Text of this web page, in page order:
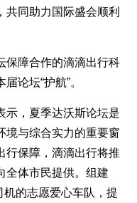
共同助力国际盛会顺利
保障合作的滴滴出行科
论坛“护航”。
示，夏季达沃斯论坛是
境与综合实力的重要窗
行保障，滴滴出行将推
全体市民提供。组建
的志愿爱心车队，提